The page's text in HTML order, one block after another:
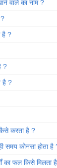
वाले का नाम ?
है ?
?
है ?
करता है ?
समय कोनसा होता है
का फल किसे मिलता